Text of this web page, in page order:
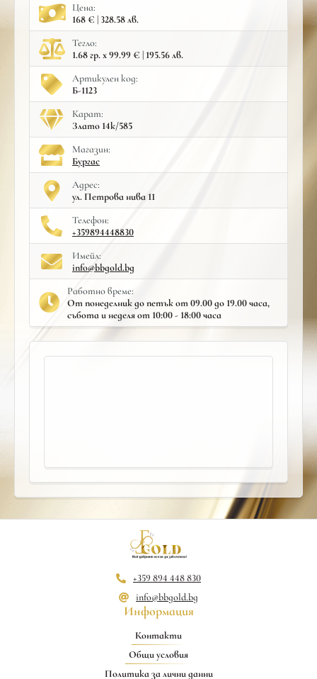
Цена:
168 € | 328.58 лв.
Тегло:
1.68 гр. x 99.99 € | 195.56 лв.
Артикулен код:
Б-1123
Карат:
Злато 14к/585
Mагазин:
Бургас
Адрес:
ул. Петрова нива 11
Телефон:
+359894448830
Имейл:
info@bbgold.bg
Работно време:
От понеделник до петък от 09.00 до 19.00 часа,
събота и неделя от 10:00 - 18:00 часа
+359 894 448 830
info@bbgold.bg
Информация
Контакти
Общи условия
Политика за лични данни